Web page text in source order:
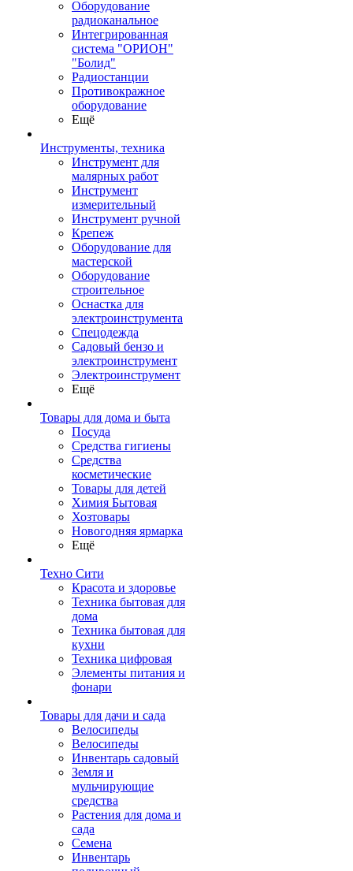
Оборудование
радиоканальное
Интегрированная
система "ОРИОН"
"Болид"
Радиостанции
Противокражное
оборудование
Ещё
Инструменты, техника
Инструмент для
малярных работ
Инструмент
измерительный
Инструмент ручной
Крепеж
Оборудование для
мастерской
Оборудование
строительное
Оснастка для
электроинструмента
Спецодежда
Садовый бензо и
электроинструмент
Электроинструмент
Ещё
Товары для дома и быта
Посуда
Средства гигиены
Средства
косметические
Товары для детей
Химия Бытовая
Хозтовары
Новогодняя ярмарка
Ещё
Техно Сити
Красота и здоровье
Техника бытовая для
дома
Техника бытовая для
кухни
Техника цифровая
Элементы питания и
фонари
Товары для дачи и сада
Велосипеды
Велосипеды
Инвентарь садовый
Земля и
мульчирующие
средства
Растения для дома и
сада
Семена
Инвентарь